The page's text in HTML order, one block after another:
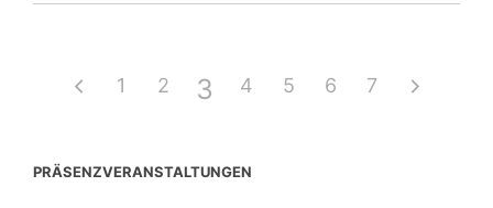
1 2 3 4 5 6 7
PRÄSENZVERANSTALTUNGEN